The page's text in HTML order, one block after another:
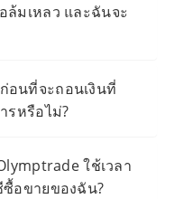
ล้มเหลว และฉันจะ
อนที่จะถอนเงินที่
รหรือไม่?
ใช้เวลา
อขายของฉัน?